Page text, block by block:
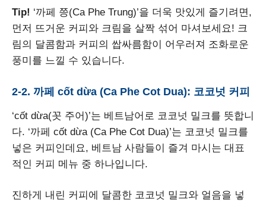
Tip! ‘까페 쯩(Ca Phe Trung)’을 더욱 맛있게 즐기려면,
먼저 뜨거운 커피와 크림을 살짝 섞어 마셔보세요! 크
림의 달콤함과 커피의 쌉싸름함이 어우러져 조화로운
풍미를 느낄 수 있습니다.
2-2. 까페 cốt dừa (Ca Phe Cot Dua): 코코넛 커피
‘cốt dừa(꼿 주어)’는 베트남어로 코코넛 밀크를 뜻합니
다. ‘까페 cốt dừa (Ca Phe Cot Dua)’는 코코넛 밀크를
넣은 커피인데요, 베트남 사람들이 즐겨 마시는 대표
적인 커피 메뉴 중 하나입니다.
진하게 내린 커피에 달콤한 코코넛 밀크와 얼음을 넣